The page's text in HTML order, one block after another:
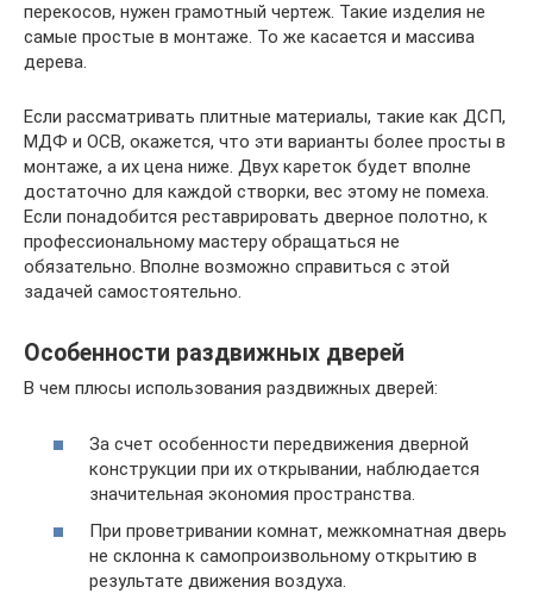
перекосов, нужен грамотный чертеж. Такие изделия не
самые простые в монтаже. То же касается и массива
дерева.
Если рассматривать плитные материалы, такие как ДСП,
МДФ и ОСВ, окажется, что эти варианты более просты в
монтаже, а их цена ниже. Двух кареток будет вполне
достаточно для каждой створки, вес этому не помеха.
Если понадобится реставрировать дверное полотно, к
профессиональному мастеру обращаться не
обязательно. Вполне возможно справиться с этой
задачей самостоятельно.
Особенности раздвижных дверей
В чем плюсы использования раздвижных дверей:
За счет особенности передвижения дверной
конструкции при их открывании, наблюдается
значительная экономия пространства.
При проветривании комнат, межкомнатная дверь
не склонна к самопроизвольному открытию в
результате движения воздуха.